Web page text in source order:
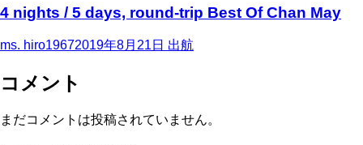
4 nights / 5 days, round-trip Best Of Chan May
ms. hiro19672019年8月21日 出航
コメント
まだコメントは投稿されていません。